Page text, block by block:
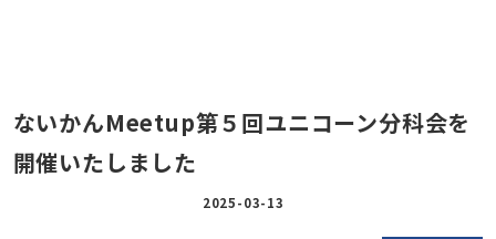
ないかんMeetup第５回ユニコーン分科会を
開催いたしました
2025-03-13